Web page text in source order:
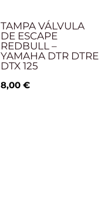
TAMPA VÁLVULA
DE ESCAPE
REDBULL –
YAMAHA DTR DTRE
DTX 125
8,00 €